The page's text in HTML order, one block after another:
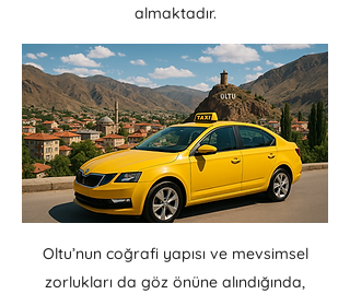
almaktadır.
Oltu’nun coğrafi yapısı ve mevsimsel
zorlukları da göz önüne alındığında,